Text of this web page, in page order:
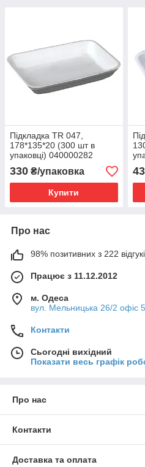
Підкладка TR 047,
178*135*20 (300 шт в
упаковці) 040000282
330 ₴/упаковка
Купити
Про нас
98% позитивних з 222
Працює з 11.12.2012
м. Одеса
вул. Мельницька 26/2 офіс
Контакти
Сьогодні вихідний
Показати весь графік
Про нас
Контакти
Доставка та оплата